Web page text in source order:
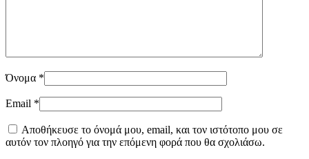
Όνομα *
Email *
Αποθήκευσε το όνομά μου, email, και τον ιστότοπο μου σε
αυτόν τον πλοηγό για την επόμενη φορά που θα σχολιάσω.